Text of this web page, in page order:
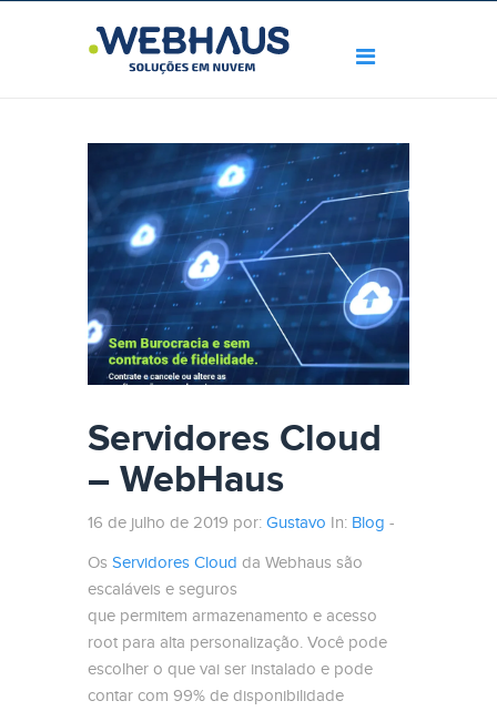
Servidores Cloud
– WebHaus
16 de julho de 2019 por: Gustavo In: Blog -
Os Servidores Cloud da Webhaus são
escaláveis e seguros
que permitem armazenamento e acesso
root para alta personalização. Você pode
escolher o que vai ser instalado e pode
contar com 99% de disponibilidade